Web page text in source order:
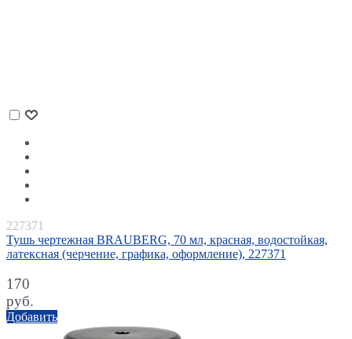
227371
Тушь чертежная BRAUBERG, 70 мл, красная, водостойкая,
латексная (черчение, графика, оформление), 227371
170
руб.
Добавить